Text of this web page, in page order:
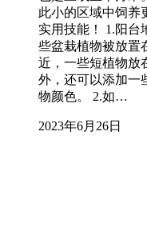
此小的区域中饲养
实用技能！ 1.阳台
些盆栽植物被放置
近，一些短植物放
外，还可以添加一
物颜色。 2.如…
2023年6月26日